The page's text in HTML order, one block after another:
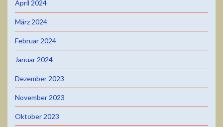
April 2024
März 2024
Februar 2024
Januar 2024
Dezember 2023
November 2023
Oktober 2023